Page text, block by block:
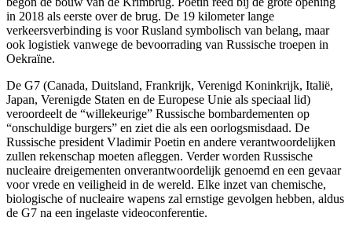
in 2018 als eerste over de brug. De 19 kilometer lange
verkeersverbinding is voor Rusland symbolisch van belang, maar
ook logistiek vanwege de bevoorrading van Russische troepen in
Oekraïne.
De G7 (Canada, Duitsland, Frankrijk, Verenigd Koninkrijk, Italië,
Japan, Verenigde Staten en de Europese Unie als speciaal lid)
veroordeelt de “willekeurige” Russische bombardementen op
“onschuldige burgers” en ziet die als een oorlogsmisdaad. De
Russische president Vladimir Poetin en andere verantwoordelijken
zullen rekenschap moeten afleggen. Verder worden Russische
nucleaire dreigementen onverantwoordelijk genoemd en een gevaar
voor vrede en veiligheid in de wereld. Elke inzet van chemische,
biologische of nucleaire wapens zal ernstige gevolgen hebben, aldus
de G7 na een ingelaste videoconferentie.